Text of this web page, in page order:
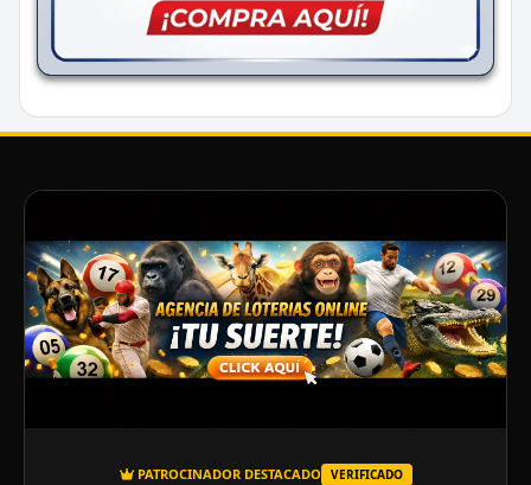
PATROCINADOR DESTACADO VERIFICADO